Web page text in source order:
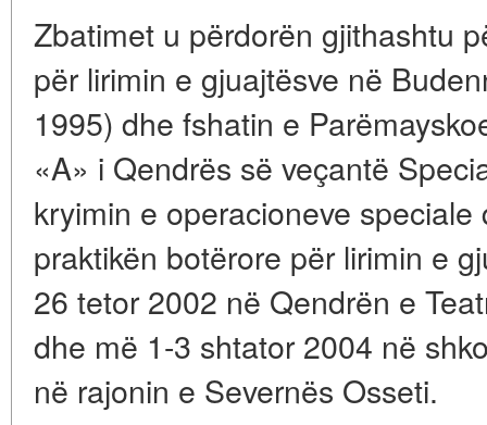
Zbatimet u përdorën gjithashtu
për lirimin e gjuajtësve në
1995) dhe fshatin e
«A» i Qendrës së veçantë
kryimin e operacioneve
praktikën botërore për lirimin e
26 tetor 2002 në Qendrën e
dhe më 1-3 shtator 2004 në
në rajonin e Severnës Osseti.